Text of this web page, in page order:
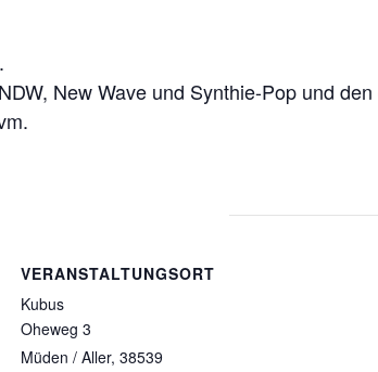
New Wave und Synthie-Pop und
VERANSTALTUNGSORT
Kubus
Oheweg 3
Müden / Aller, 38539